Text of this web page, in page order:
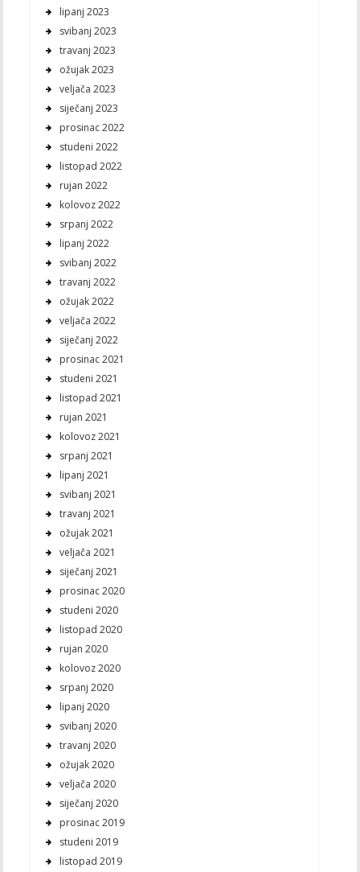
lipanj 2023
svibanj 2023
travanj 2023
ožujak 2023
veljača 2023
siječanj 2023
prosinac 2022
studeni 2022
listopad 2022
rujan 2022
kolovoz 2022
srpanj 2022
lipanj 2022
svibanj 2022
travanj 2022
ožujak 2022
veljača 2022
siječanj 2022
prosinac 2021
studeni 2021
listopad 2021
rujan 2021
kolovoz 2021
srpanj 2021
lipanj 2021
svibanj 2021
travanj 2021
ožujak 2021
veljača 2021
siječanj 2021
prosinac 2020
studeni 2020
listopad 2020
rujan 2020
kolovoz 2020
srpanj 2020
lipanj 2020
svibanj 2020
travanj 2020
ožujak 2020
veljača 2020
siječanj 2020
prosinac 2019
studeni 2019
listopad 2019